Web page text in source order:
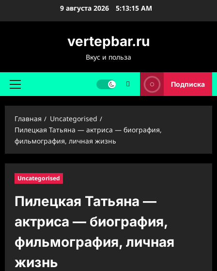
9 августа 2026 5:13:16 AM
vertepbar.ru
Вкус и польза
Основное
Подписка
Главная
Uncategorised
Пилецкая Татьяна — актриса — биография,
фильмография, личная жизнь
Uncategorised
Пилецкая Татьяна —
актриса — биография,
фильмография, личная
жизнь